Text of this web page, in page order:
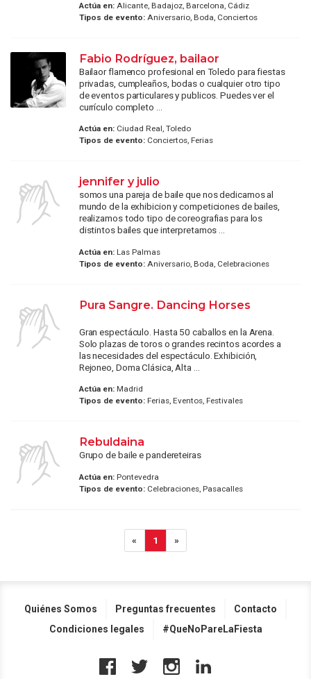
Actúa en:Alicante, Badajoz, Barcelona, Cádiz
Tipos de evento:Aniversario, Boda, Conciertos
Fabio Rodríguez, bailaor
Bailaor flamenco profesional en Toledo para fiestas
privadas, cumpleaños, bodas o cualquier otro tipo
de eventos particulares y publicos. Puedes ver el
currículo completo ...
Actúa en:Ciudad Real, Toledo
Tipos de evento:Conciertos, Ferias
jennifer y julio
somos una pareja de baile que nos dedicamos al
mundo de la exhibicion y competiciones de bailes,
realizamos todo tipo de coreografias para los
distintos bailes que interpretamos ...
Actúa en:Las Palmas
Tipos de evento:Aniversario, Boda, Celebraciones
Pura Sangre. Dancing Horses
Gran espectáculo. Hasta 50 caballos en la Arena.
Solo plazas de toros o grandes recintos acordes a
las necesidades del espectáculo. Exhibición,
Rejoneo, Doma Clásica, Alta ...
Actúa en:Madrid
Tipos de evento:Ferias, Eventos, Festivales
Rebuldaina
Grupo de baile e pandereteiras
Actúa en:Pontevedra
Tipos de evento:Celebraciones, Pasacalles
« 1 »
Quiénes Somos Preguntas frecuentes
Contacto
Condiciones legales
#QueNoPareLaFiesta